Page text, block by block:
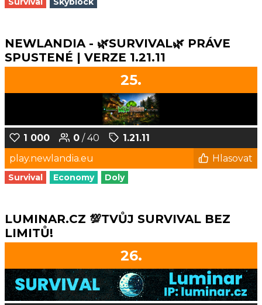
NEWLANDIA - 🌿SURVIVAL🌿 PRÁVE
SPUSTENÉ | VERZE 1.21.11
25.
1 000 0 / 40
1.21.11
play.newlandia.eu
Hlasovat
Survival Economy Doly
LUMINAR.CZ 💯TVŮJ SURVIVAL BEZ
LIMITŮ!
26.